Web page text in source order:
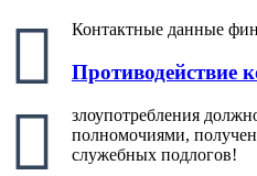
Контактные данные
Противодействие
злоупотребления
полномочиями,
служебных подлогов!